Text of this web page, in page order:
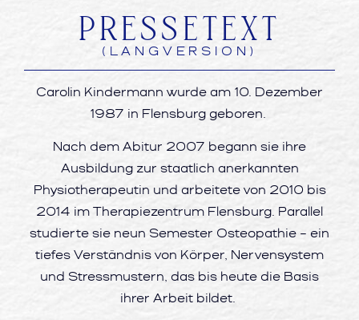
PRESSETEXT
(LANGVERSION)
Carolin Kindermann wurde am 10. Dezember
1987 in Flensburg geboren.
Nach dem Abitur 2007 begann sie ihre
Ausbildung zur staatlich anerkannten
Physiotherapeutin und arbeitete von 2010 bis
2014 im Therapiezentrum Flensburg. Parallel
studierte sie neun Semester Osteopathie – ein
tiefes Verständnis von Körper, Nervensystem
und Stressmustern, das bis heute die Basis
ihrer Arbeit bildet.